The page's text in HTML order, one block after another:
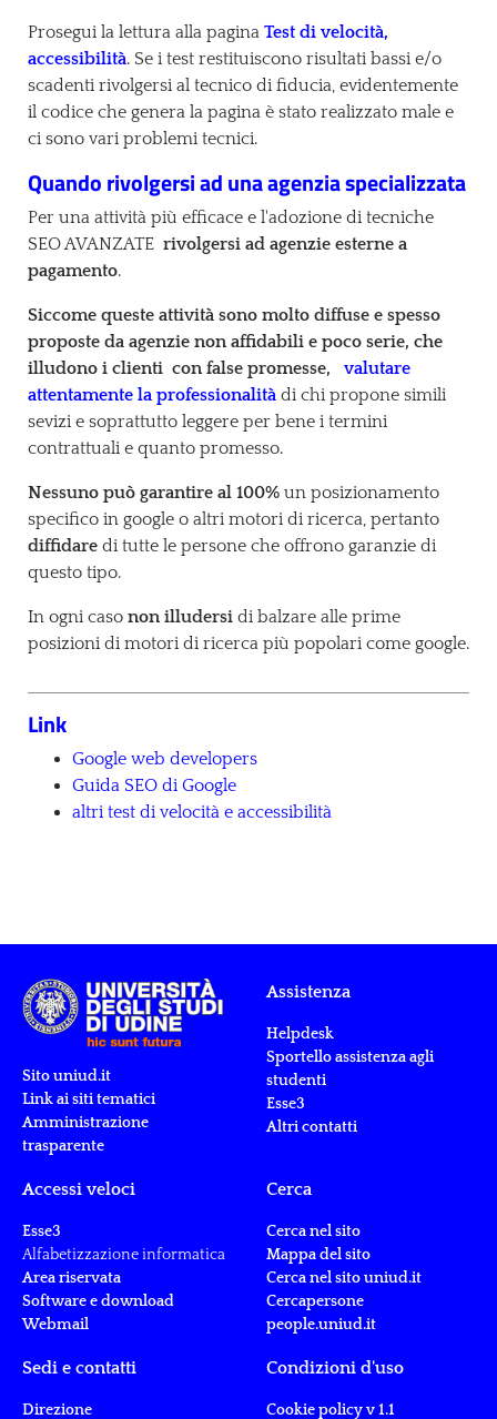
Prosegui la lettura alla paginaTest di velocità,
accessibilità. Se i test restituiscono risultati bassi e/o
scadenti rivolgersi al tecnico di fiducia, evidentemente
il codice che genera la pagina è stato realizzato male e
ci sono vari problemi tecnici.
Quando rivolgersi ad una agenzia specializzata
Per una attività più efficace e l'adozione di tecniche
SEO AVANZATE rivolgersi ad agenzie esterne a
pagamento.
Siccome queste attività sono molto diffuse e spesso
proposte da agenzie non affidabili e poco serie, che
illudono i clienti con false promesse,
valutare
attentamente la professionalitàdi chi propone simili
sevizi e soprattutto leggere per bene i termini
contrattuali e quanto promesso.
Nessuno può garantire al 100% un posizionamento
specifico in google o altri motori di ricerca, pertanto
diffidare di tutte le persone che offrono garanzie di
questo tipo.
In ogni caso non illudersi di balzare alle prime
posizioni di motori di ricerca più popolari come google.
Link
Google web developers
Guida SEO di Google
altri test di velocità e accessibilità
Sito uniud.it
Link ai siti tematici
Amministrazione
trasparente
Assistenza
Helpdesk
Sportello assistenza agli
studenti
Esse3
Altri contatti
Accessi veloci
Esse3
Alfabetizzazione informatica
Area riservata
Software e download
Webmail
Cerca
Cerca nel sito
Mappa del sito
Cerca nel sito uniud.it
Cercapersone
people.uniud.it
Sedi e contatti
Direzione
Condizioni d'uso
Cookie policy v 1.1